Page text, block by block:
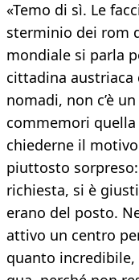
«Temo di sì. Le
sterminio dei rom
mondiale si parla
cittadina
nomadi, non c’è
commemori
chiederne il
piuttosto
richiesta, si è
erano del posto.
attivo un centro
quanto